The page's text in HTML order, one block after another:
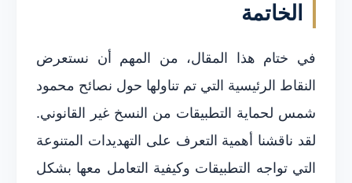
الخاتمة
في ختام هذا المقال، من المهم أن نستعرض
النقاط الرئيسية التي تم تناولها حول نصائح محمود
شمس لحماية التطبيقات من النسخ غير القانوني.
لقد ناقشنا أهمية التعرف على التهديدات المتنوعة
التي تواجه التطبيقات وكيفية التعامل معها بشكل